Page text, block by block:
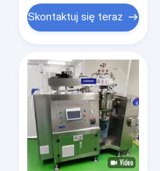
Skontaktuj się teraz